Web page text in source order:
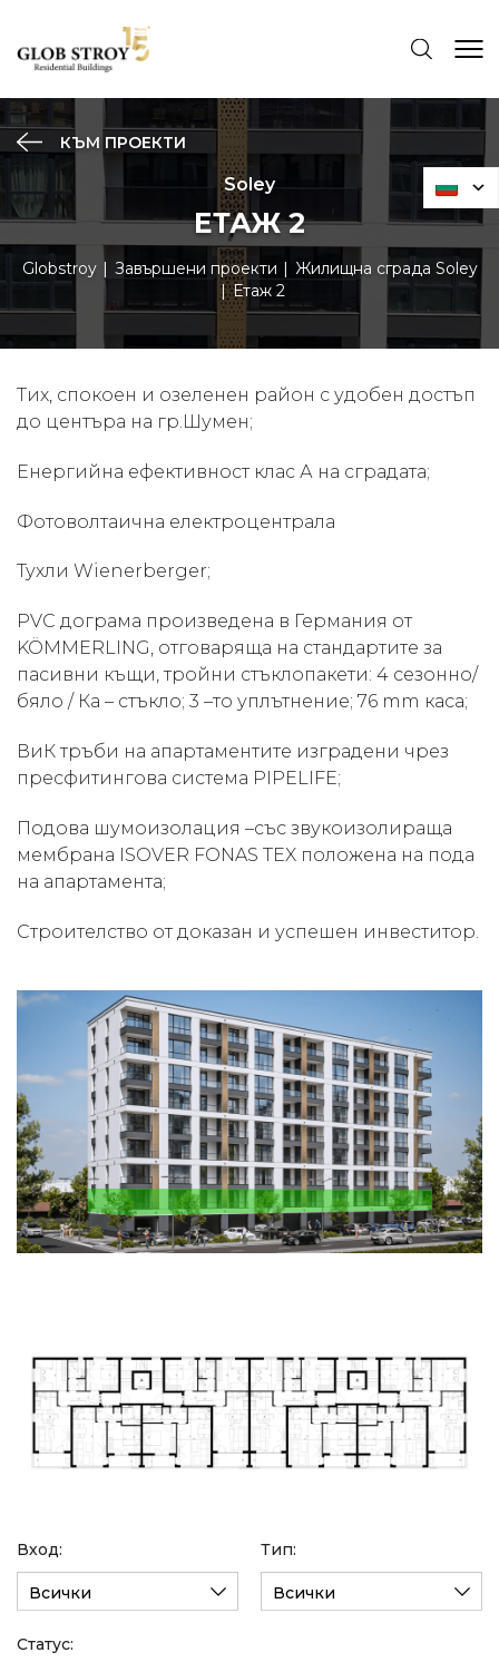
КЪМ ПРОЕКТИ
Soley
ЕТАЖ 2
Globstroy Завършени проекти
Жилищна сграда Soley
Етаж 2
Тих, спокоен и озеленен район с удобен достъп
до центъра на гр.Шумен;
Енергийна ефективност клас А на сградата;
Фотоволтаична електроцентрала
Тухли Wienerberger;
PVC дограма произведена в Германия от
KÖMMERLING, отговаряща на стандартите за
пасивни къщи, тройни стъклопакети: 4 сезонно/
бяло / Ка – стъкло; 3 –то уплътнение; 76 mm каса;
ВиК тръби на апартаментите изградени чрез
пресфитингова система PIPELIFE;
Подова шумоизолация –със звукоизолираща
мембрана ISOVER FONAS TEX положена на пода
на апартамента;
Строителство от доказан и успешен инвеститор.
Вход:
Всички
Тип:
Всички
Статус: